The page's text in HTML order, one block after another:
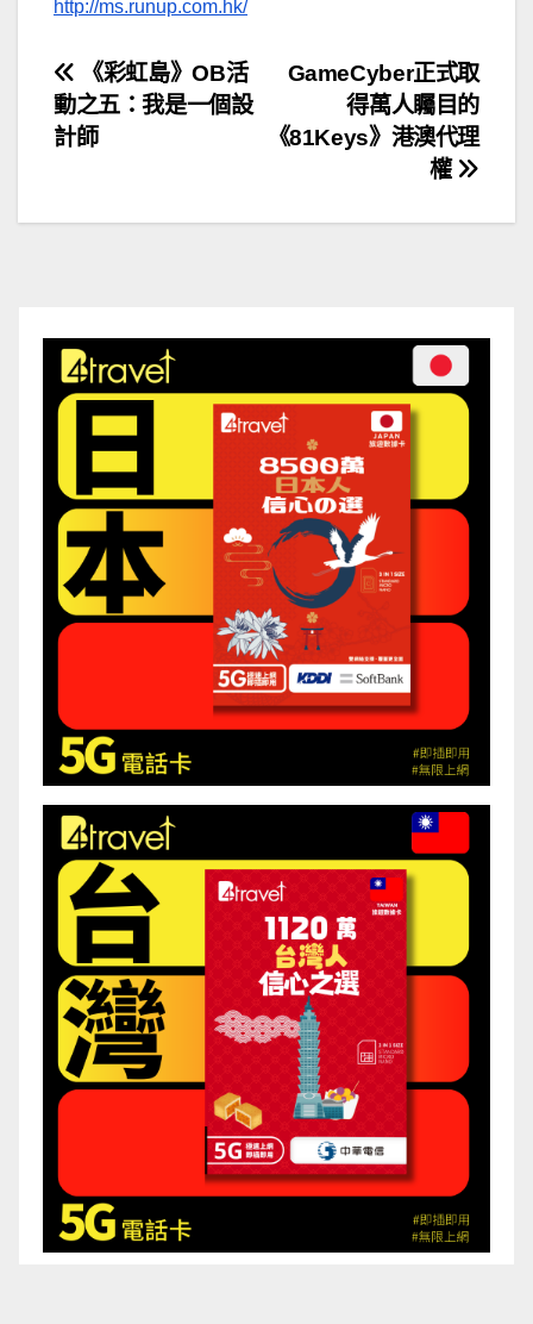
http://ms.runup.com.hk/
文
章
覽
GameCyber正式取
得萬人矚目的
《81Keys》港澳代理
權
《彩虹島》OB活
動之五：我是一個設
計師